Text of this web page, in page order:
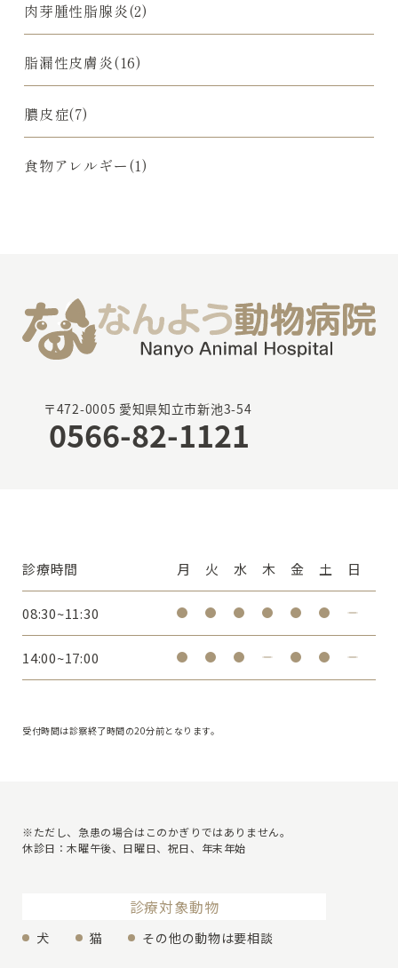
肉芽腫性脂腺炎(2)
脂漏性皮膚炎(16)
膿皮症(7)
食物アレルギー(1)
〒472-0005 愛知県知立市新池3-54
0566-82-1121
診療時間 月 火 水 木 金 土 日
08:30~11:30
14:00~17:00
受付時間は診察終了時間の20分前となります。
※ただし、急患の場合はこのかぎりではありません。
休診日：木曜午後、日曜日、祝日、年末年始
診療対象動物
犬 猫 その他の動物は要相談